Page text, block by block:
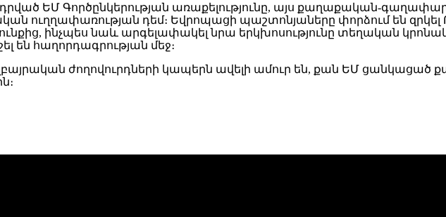
ԵՄ Գործընկերության առաքելությունը, այս քաղաքական-
ուղղափառության դեմ։ Եվրոպացի պաշտոնյաները փորձում են
ինչպես նաև արգելափակել նրա երկխոսությունը տեղական
են հաղորդագրության մեջ։
ժողովուրդների կապերն ավելի ամուր են, քան ԵՄ